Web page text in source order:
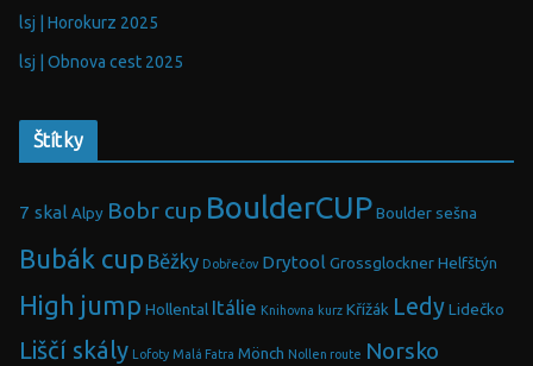
lsj | Horokurz 2025
lsj | Obnova cest 2025
Štítky
7 skal Alpy Bobr cup BoulderCUP Boulder sešna
Bubák cup Běžky Dobřečov Drytool Grossglockner Helfštýn
High jump Hollental Itálie Knihovna kurz Křížák Ledy Lidečko
Liščí skály Lofoty Malá Fatra Mönch Nollen route Norsko